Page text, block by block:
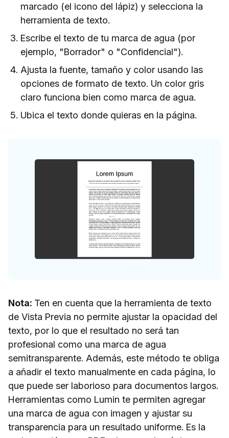
marcado (el icono del lápiz) y selecciona la
herramienta de texto.
Escribe el texto de tu marca de agua (por
ejemplo, "Borrador" o "Confidencial").
Ajusta la fuente, tamaño y color usando las
opciones de formato de texto. Un color gris
claro funciona bien como marca de agua.
Ubica el texto donde quieras en la página.
Nota: Ten en cuenta que la herramienta de texto
de Vista Previa no permite ajustar la opacidad del
texto, por lo que el resultado no será tan
profesional como una marca de agua
semitransparente. Además, este método te obliga
a añadir el texto manualmente en cada página, lo
que puede ser laborioso para documentos largos.
Herramientas como Lumin te permiten agregar
una marca de agua con imagen y ajustar su
transparencia para un resultado uniforme. Es la